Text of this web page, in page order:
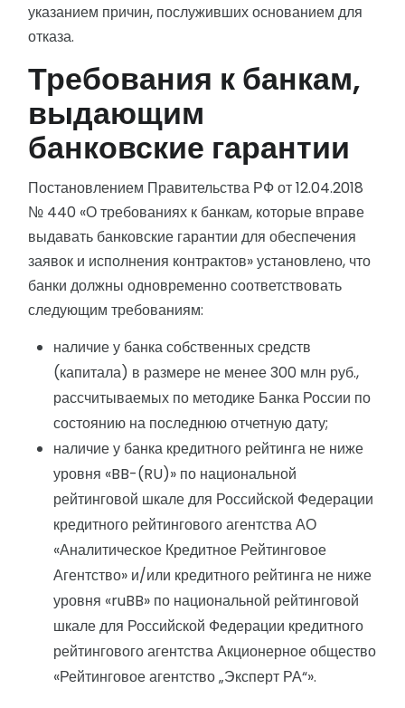
указанием причин, послуживших основанием для
отказа.
Требования к банкам,
выдающим
банковские гарантии
Постановлением Правительства РФ от 12.04.2018
№ 440 «О требованиях к банкам, которые вправе
выдавать банковские гарантии для обеспечения
заявок и исполнения контрактов» установлено, что
банки должны одновременно соответствовать
следующим требованиям:
наличие у банка собственных средств
(капитала) в размере не менее 300 млн руб.,
рассчитываемых по методике Банка России по
состоянию на последнюю отчетную дату;
наличие у банка кредитного рейтинга не ниже
уровня «BB-(RU)» по национальной
рейтинговой шкале для Российской Федерации
кредитного рейтингового агентства АО
«Аналитическое Кредитное Рейтинговое
Агентство» и/или кредитного рейтинга не ниже
уровня «ruBB» по национальной рейтинговой
шкале для Российской Федерации кредитного
рейтингового агентства Акционерное общество
«Рейтинговое агентство „Эксперт РА“».